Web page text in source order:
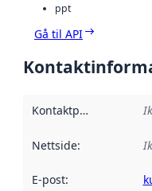
ppt
Gå til API
Kontaktpunkt
Nettside:
E-post: